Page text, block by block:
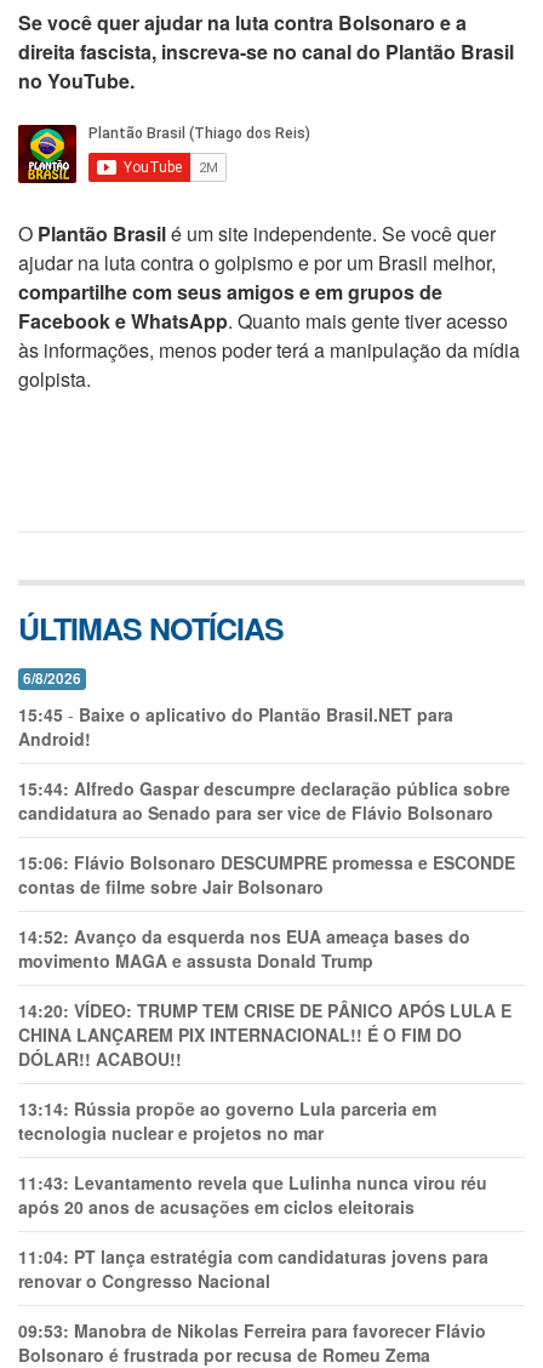
Se você quer ajudar na luta contra Bolsonaro e a
direita fascista, inscreva-se no canal do Plantão Brasil
no YouTube.
O Plantão Brasilé um site independente. Se você quer
ajudar na luta contra o golpismo e por um Brasil melhor,
compartilhe com seus amigos e em grupos de
Facebook e WhatsApp. Quanto mais gente tiver acesso
às informações, menos poder terá a manipulação da mídia
golpista.
ÚLTIMAS NOTÍCIAS
6/8/2026
15:45 - Baixe o aplicativo do Plantão Brasil.NET para
Android!
15:44: Alfredo Gaspar descumpre declaração pública sobre
candidatura ao Senado para ser vice de Flávio Bolsonaro
15:06: Flávio Bolsonaro DESCUMPRE promessa e ESCONDE
contas de filme sobre Jair Bolsonaro
14:52: Avanço da esquerda nos EUA ameaça bases do
movimento MAGA e assusta Donald Trump
14:20: VÍDEO: TRUMP TEM CRlSE DE PÂNlCO APÓS LULA E
CHINA LANÇAREM PIX INTERNACIONAL!! É O FIM DO
DÓLAR!! ACABOU!!
13:14: Rússia propõe ao governo Lula parceria em
tecnologia nuclear e projetos no mar
11:43: Levantamento revela que Lulinha nunca virou réu
após 20 anos de acusações em ciclos eleitorais
11:04: PT lança estratégia com candidaturas jovens para
renovar o Congresso Nacional
09:53: Manobra de Nikolas Ferreira para favorecer Flávio
Bolsonaro é frustrada por recusa de Romeu Zema